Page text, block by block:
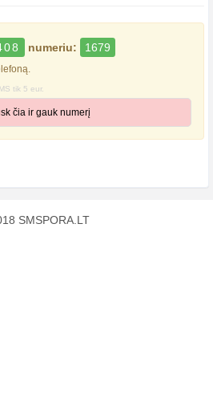
numeriu: 1679
tik 5 eur.
čia ir gauk numerį
SMSPORA.LT